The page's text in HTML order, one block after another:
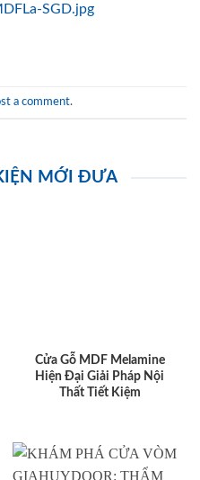
SGD.jpg
a comment.
MỚI ĐƯA
Cửa Gỗ MDF Melamine
Hiện Đại Giải Pháp Nội
Thất Tiết Kiệm